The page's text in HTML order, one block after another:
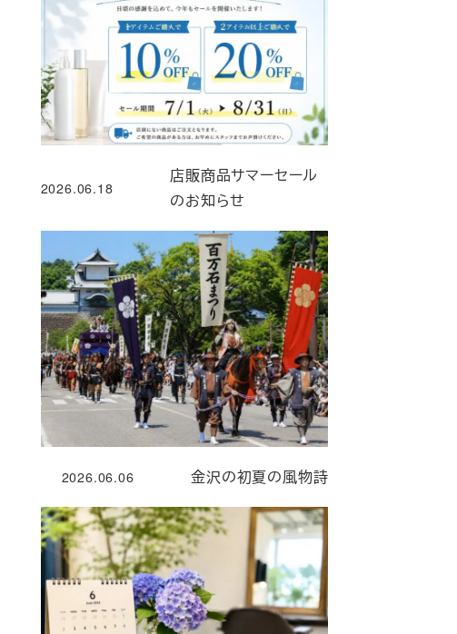
店販商品サマーセール
のお知らせ
投稿日
2026.06.18
金沢の初夏の風物詩
投稿日
2026.06.06